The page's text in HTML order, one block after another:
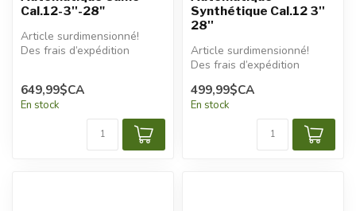
Cal.12-3''-28"
Article surdimensionné!
Des frais d’expédition
649,99$CA
En stock
Synthétique Cal.12 3''
28''
Article surdimensionné!
Des frais d’expédition
appliqués.
499,99$CA
En stock